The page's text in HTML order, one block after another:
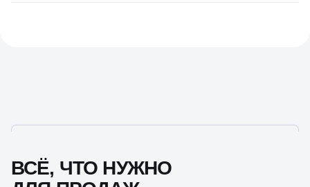
ВСЁ, ЧТО НУЖНО